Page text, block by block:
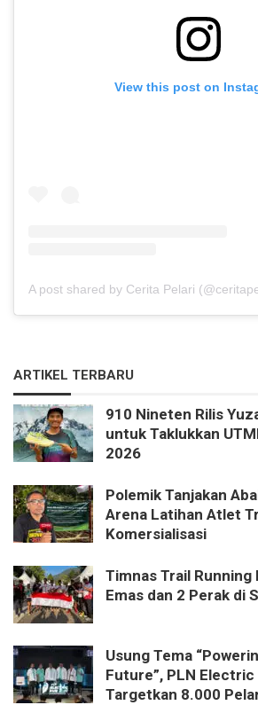
View this post on
A post shared by Cerita Pelari
ARTIKEL TERBARU
910 Nineten Rilis
untuk Taklukkan
2026
Polemik Tanjakan
Arena Latihan Atlet
Komersialisasi
Timnas Trail
Emas dan 2 Perak di
Usung Tema
Future”, PLN Electric
Targetkan 8.000